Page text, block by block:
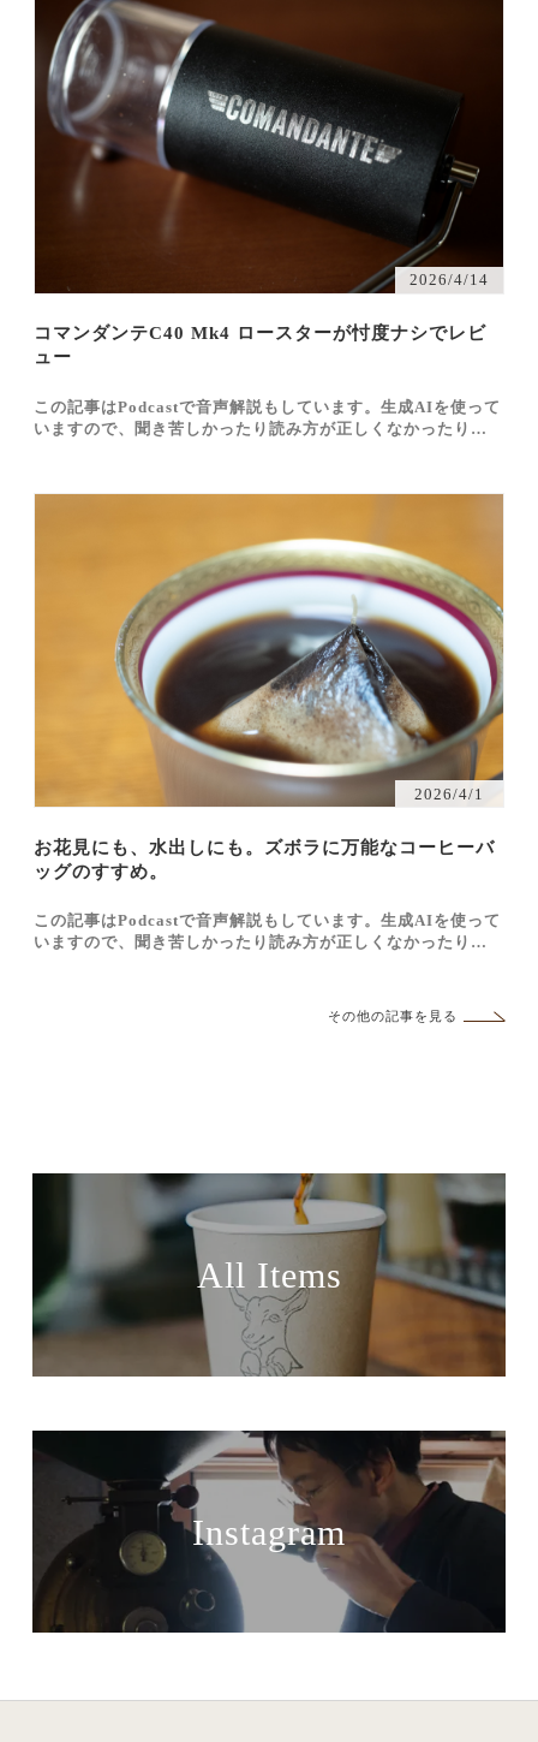
2026/4/14
コマンダンテC40 Mk4 ロースターが忖度ナシでレビ
ュー
この記事はPodcastで音声解説もしています。生成AIを使って
いますので、聞き苦しかったり読み方が正しくなかったりです
si=9pYTYFzVRgG-…
2026/4/1
お花見にも、水出しにも。ズボラに万能なコーヒーバ
ッグのすすめ。
この記事はPodcastで音声解説もしています。生成AIを使って
いますので、聞き苦しかったり読み方が正しくなかったりです
その他の記事を見る
All Items
Instagram